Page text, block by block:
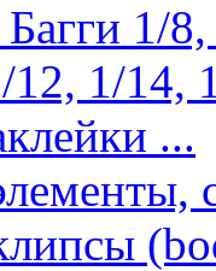
1/
1/14,
...